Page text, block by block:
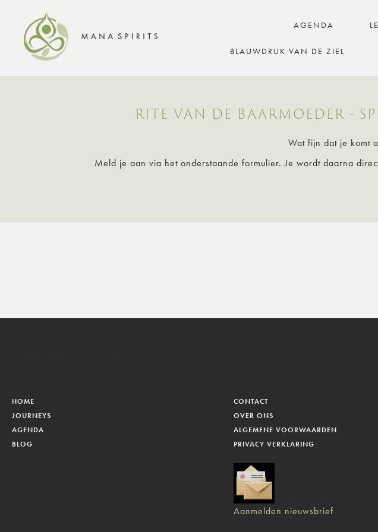
AGENDA
BLAUWDRUK VAN DE ZIEL
RITE VAN DE BAARMOEDER -
Wat fijn dat je komt
Meld je aan via het onderstaande formulier. Je wordt daarna
HOME
JOURNEYS
AGENDA
BLOG
CONTACT
OVER ONS
ALGEMENE VOORWAARDEN
PRIVACY VERKLARING
Aanmelden nieuwsbrief